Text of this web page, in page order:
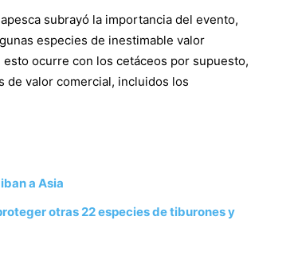
subrayó la importancia del evento,
especies de inestimable valor
ocurre con los cetáceos por supuesto,
de valor comercial, incluidos los
a Asia
otras 22 especies de tiburones y